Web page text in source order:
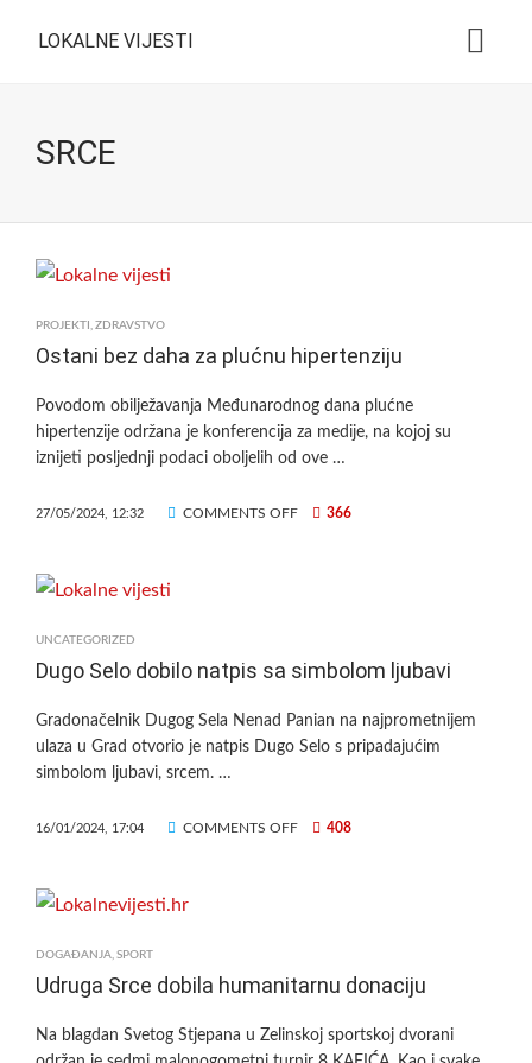
LOKALNE VIJESTI
SRCE
PROJEKTI , ZDRAVSTVO
Ostani bez daha za plućnu hipertenziju
Povodom obilježavanja Međunarodnog dana plućne
hipertenzije održana je konferencija za medije, na kojoj su
iznijeti posljednji podaci oboljelih od ove …
27/05/2024, 12:32 COMMENTS OFFON
HIPERTENZIJU
366
UNCATEGORIZED
Dugo Selo dobilo natpis sa simbolom ljubavi
Gradonačelnik Dugog Sela Nenad Panian na najprometnijem
ulaza u Grad otvorio je natpis Dugo Selo s pripadajućim
simbolom ljubavi, srcem. …
16/01/2024, 17:04 COMMENTS OFFON
SIMBOLOM
408
DOGAĐANJA, SPORT
Udruga Srce dobila humanitarnu donaciju
Na blagdan Svetog Stjepana u Zelinskoj sportskoj dvorani